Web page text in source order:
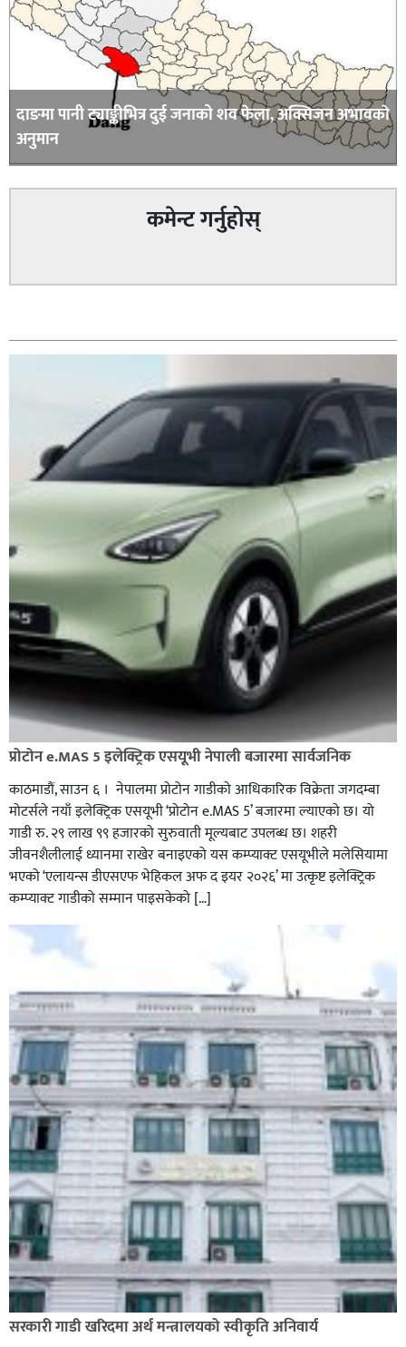
दाङमा पानी ट्याङ्कीभित्र दुई जनाको शव फेला, अक्सिजन अभावकाे
अनुमान
कमेन्ट गर्नुहोस्
प्रोटोन e.MAS 5 इलेक्ट्रिक एसयूभी नेपाली बजारमा सार्वजनिक
काठमाडौं, साउन ६ । नेपालमा प्रोटोन गाडीको आधिकारिक विक्रेता जगदम्बा
मोटर्सले नयाँ इलेक्ट्रिक एसयूभी ‘प्रोटोन e.MAS 5’ बजारमा ल्याएको छ। यो
गाडी रु. २९ लाख ९९ हजारको सुरुवाती मूल्यबाट उपलब्ध छ। शहरी
जीवनशैलीलाई ध्यानमा राखेर बनाइएको यस कम्प्याक्ट एसयूभीले मलेसियामा
भएको ‘एलायन्स डीएसएफ भेहिकल अफ द इयर २०२६’ मा उत्कृष्ट इलेक्ट्रिक
कम्प्याक्ट गाडीको सम्मान पाइसकेको […]
सरकारी गाडी खरिदमा अर्थ मन्त्रालयको स्वीकृति अनिवार्य